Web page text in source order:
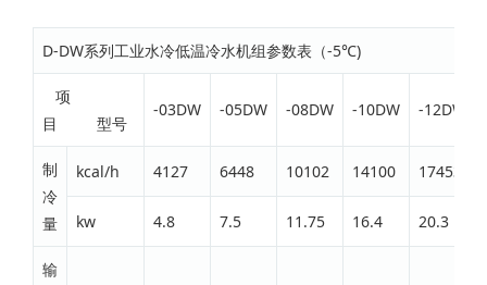
D-DW系列工业水冷低温冷水机组参数表（-5℃)
项
目 型号
-03DW -05DW -08DW -10DW -12DW
制
冷
量
kcal/h 4127 6448 10102 14100 17453
kw 4.8 7.5 11.75 16.4 20.3
输